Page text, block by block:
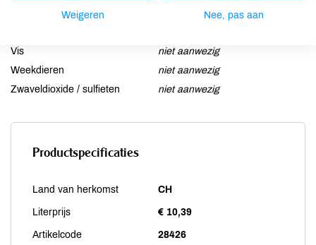
niet aanwezig
Vis
niet aanwezig
Weekdieren
niet aanwezig
Zwaveldioxide / sulfieten
niet aanwezig
Productspecificaties
Land van herkomst CH
Literprijs € 10,39
Artikelcode 28426
Weigeren Nee, pas aan